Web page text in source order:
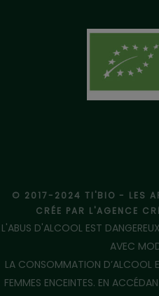
© 2017-2024 TI'BIO - LES
CRÉE PAR L'AGENCE
L'ABUS D'ALCOOL EST
AVEC
LA CONSOMMATION D’ALCOOL
FEMMES ENCEINTES. EN